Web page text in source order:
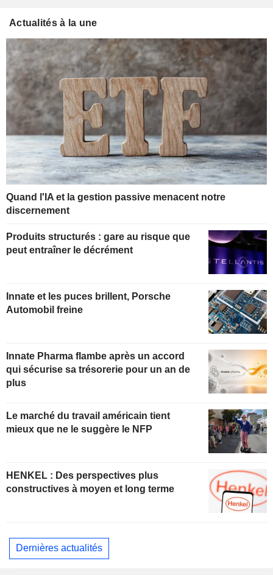
Actualités à la une
Quand l'IA et la gestion passive menacent notre
discernement
Produits structurés : gare au risque que
peut entraîner le décrément
Innate et les puces brillent, Porsche
Automobil freine
Innate Pharma flambe après un accord
qui sécurise sa trésorerie pour un an de
plus
Le marché du travail américain tient
mieux que ne le suggère le NFP
HENKEL : Des perspectives plus
constructives à moyen et long terme
Dernières actualités